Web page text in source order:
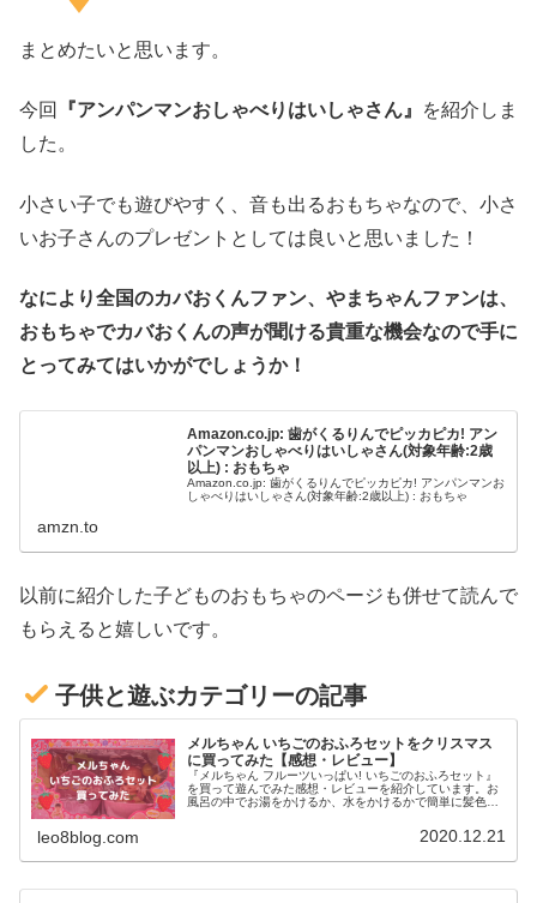
まとめたいと思います。
今回 『アンパンマンおしゃべりはいしゃさん』
を紹介しま
した。
小さい子でも遊びやすく、音も出るおもちゃなので、小さ
いお子さんのプレゼントとしては良いと思いました！
なにより全国のカバおくんファン、やまちゃんファンは、
おもちゃでカバおくんの声が聞ける貴重な機会なので手に
とってみてはいかがでしょうか！
Amazon.co.jp: 歯がくるりんでピッカピカ! アン
パンマンおしゃべりはいしゃさん(対象年齢:2歳
以上) : おもちゃ
Amazon.co.jp: 歯がくるりんでピッカピカ! アンパンマンお
しゃべりはいしゃさん(対象年齢:2歳以上) : おもちゃ
amzn.to
以前に紹介した子どものおもちゃのページも併せて読んで
もらえると嬉しいです。
子供と遊ぶカテゴリーの記事
メルちゃん いちごのおふろセットをクリスマス
に買ってみた【感想・レビュー】
『メルちゃん フルーツいっぱい! いちごのおふろセット』
を買って遊んでみた感想・レビューを紹介しています。お
風呂の中でお湯をかけるか、水をかけるかで簡単に髪色を
なので、3歳の女の子のおもちゃとしてはおすすめできる
leo8blog.com 2020.12.21